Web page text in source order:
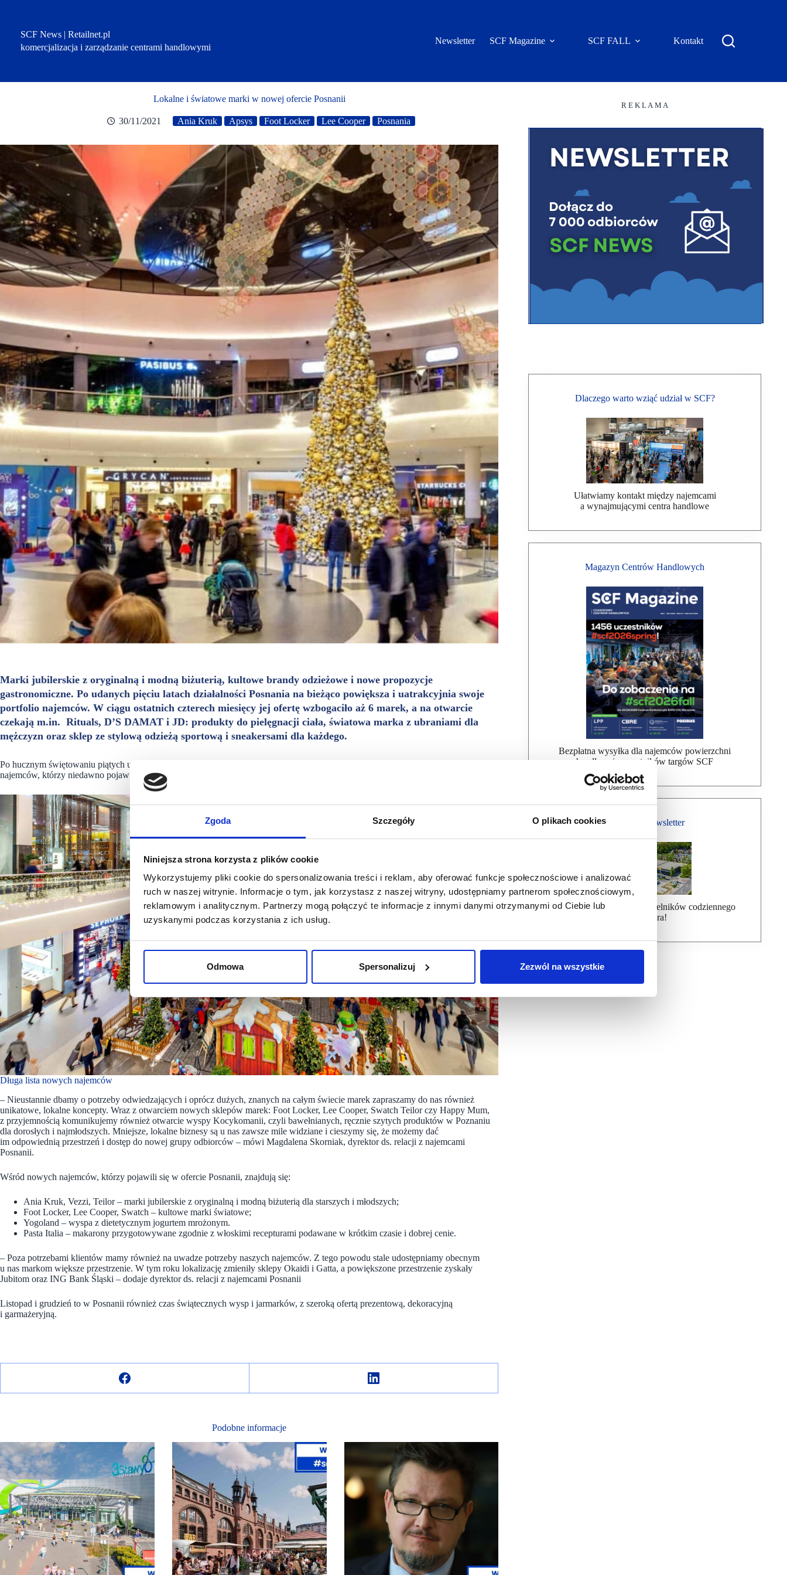
Zgoda Szczegóły O plikach cookies
Niniejsza strona korzysta z plików cookie
Wykorzystujemy pliki cookie do spersonalizowania treści i reklam, aby oferować funkcje społecznościowe i analizować
ruch w naszej witrynie. Informacje o tym, jak korzystasz z naszej witryny, udostępniamy partnerom społecznościowym,
reklamowym i analitycznym. Partnerzy mogą połączyć te informacje z innymi danymi otrzymanymi od Ciebie lub
uzyskanymi podczas korzystania z ich usług.
Odmowa Spersonalizuj Zezwól na wszystkie
SCF News | Retailnet.pl
komercjalizacja i zarządzanie centrami handlowymi
Newsletter SCF Magazine SCF FALL Kontakt
Lokalne i światowe marki w nowej ofercie Posnanii
30/11/2021 Ania Kruk Apsys Foot Locker Lee Cooper Posnania
Marki jubilerskie z oryginalną i modną biżuterią, kultowe brandy odzieżowe i nowe propozycje
gastronomiczne. Po udanych pięciu latach działalności Posnania na bieżąco powiększa i uatrakcyjnia swoje
portfolio najemców. W ciągu ostatnich czterech miesięcy jej ofertę wzbogaciło aż 6 marek, a na otwarcie
czekają m.in. Rituals, D’S DAMAT i JD: produkty do pielęgnacji ciała, światowa marka z ubraniami dla
mężczyzn oraz sklep ze stylową odzieżą sportową i sneakersami dla każdego.
Po hucznym świętowaniu piątych urodzin Posnania nie spowalnia tempa i zaprasza klientów do skorzystania z oferty nowych
najemców, którzy niedawno pojawili się na mapie centrum oraz tych, którzy w najbliższych tygodniach i miesiącach do niej dołączą.
Długa lista nowych najemców
– Nieustannie dbamy o potrzeby odwiedzających i oprócz dużych, znanych na całym świecie marek zapraszamy do nas również
unikatowe, lokalne koncepty. Wraz z otwarciem nowych sklepów marek: Foot Locker, Lee Cooper, Swatch Teilor czy Happy Mum,
z przyjemnością komunikujemy również otwarcie wyspy Kocykomanii, czyli bawełnianych, ręcznie szytych produktów w Poznaniu
dla dorosłych i najmłodszych. Mniejsze, lokalne biznesy są u nas zawsze mile widziane i cieszymy się, że możemy dać
im odpowiednią przestrzeń i dostęp do nowej grupy odbiorców – mówi Magdalena Skorniak, dyrektor ds. relacji z najemcami
Posnanii.
Wśród nowych najemców, którzy pojawili się w ofercie Posnanii, znajdują się:
Ania Kruk, Vezzi, Teilor – marki jubilerskie z oryginalną i modną biżuterią dla starszych i młodszych;
Foot Locker, Lee Cooper, Swatch – kultowe marki światowe;
Yogoland – wyspa z dietetycznym jogurtem mrożonym.
Pasta Italia – makarony przygotowywane zgodnie z włoskimi recepturami podawane w krótkim czasie i dobrej cenie.
– Poza potrzebami klientów mamy również na uwadze potrzeby naszych najemców. Z tego powodu stale udostępniamy obecnym
u nas markom większe przestrzenie. W tym roku lokalizację zmieniły sklepy Okaidi i Gatta, a powiększone przestrzenie zyskały
Jubitom oraz ING Bank Śląski – dodaje dyrektor ds. relacji z najemcami Posnanii
Listopad i grudzień to w Posnanii również czas świątecznych wysp i jarmarków, z szeroką ofertą prezentową, dekoracyjną
i garmażeryjną.
Podobne informacje
R E K L A M A
Dlaczego warto wziąć udział w SCF?
Ułatwiamy kontakt między najemcami
a wynajmującymi centra handlowe
Magazyn Centrów Handlowych
Bezpłatna wysyłka dla najemców powierzchni
handlowej, uczestników targów SCF
Bezpłatny Newsletter
Dołącz do ponad 7000 czytelników codziennego
newslettera!